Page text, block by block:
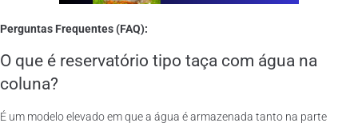
Perguntas Frequentes (FAQ):
O que é reservatório tipo taça com água na
coluna?
É um modelo elevado em que a água é armazenada tanto na parte